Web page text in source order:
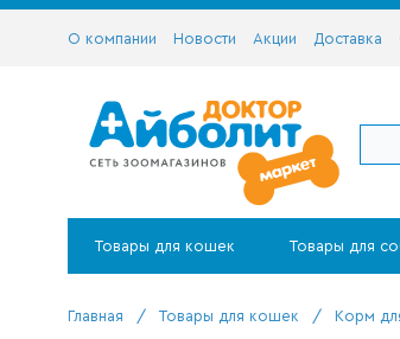
О компании Новости Акции Доставка
Товары для кошек Товары для
Главная / Товары для кошек / Корм